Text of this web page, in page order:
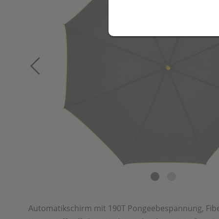
Automatikschirm mit 190T Pongeebespannung,